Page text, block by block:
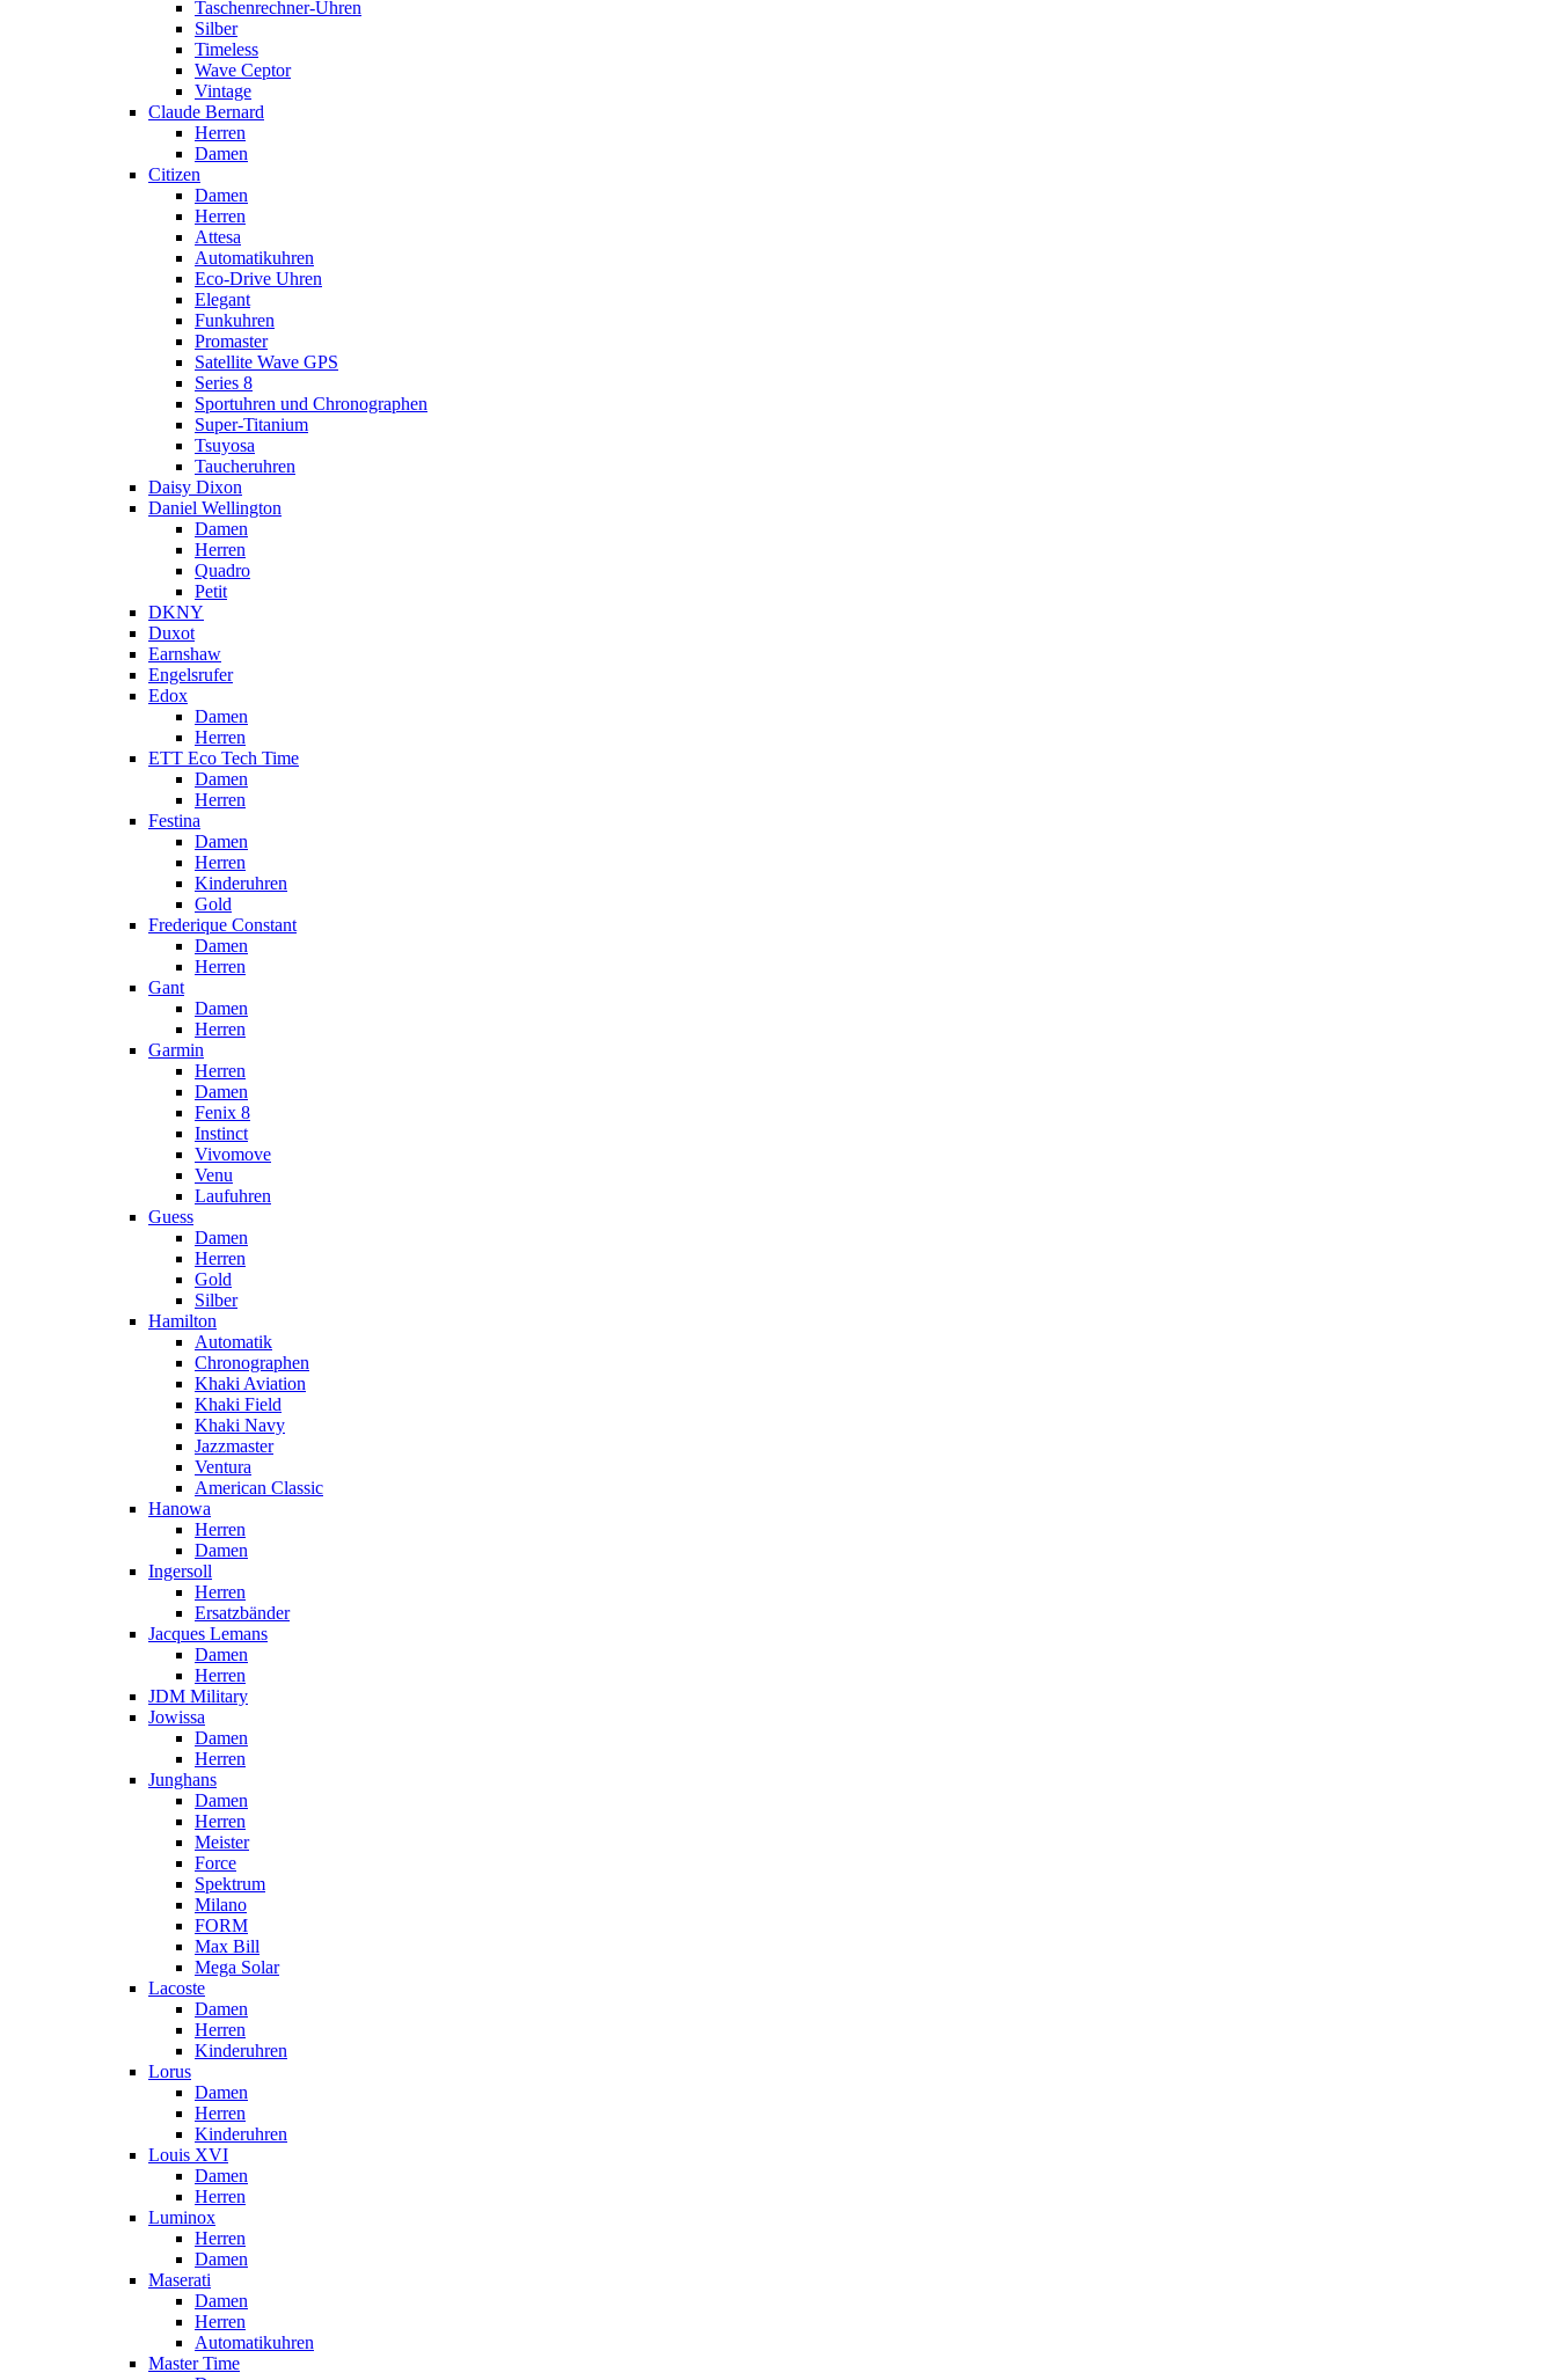
Taschenrechner-Uhren
Silber
Timeless
Wave Ceptor
Vintage
Claude Bernard
Herren
Damen
Citizen
Damen
Herren
Attesa
Automatikuhren
Eco-Drive Uhren
Elegant
Funkuhren
Promaster
Satellite Wave GPS
Series 8
Sportuhren und Chronographen
Super-Titanium
Tsuyosa
Taucheruhren
Daisy Dixon
Daniel Wellington
Damen
Herren
Quadro
Petit
DKNY
Duxot
Earnshaw
Engelsrufer
Edox
Damen
Herren
ETT Eco Tech Time
Damen
Herren
Festina
Damen
Herren
Kinderuhren
Gold
Frederique Constant
Damen
Herren
Gant
Damen
Herren
Garmin
Herren
Damen
Fenix 8
Instinct
Vivomove
Venu
Laufuhren
Guess
Damen
Herren
Gold
Silber
Hamilton
Automatik
Chronographen
Khaki Aviation
Khaki Field
Khaki Navy
Jazzmaster
Ventura
American Classic
Hanowa
Herren
Damen
Ingersoll
Herren
Ersatzbänder
Jacques Lemans
Damen
Herren
JDM Military
Jowissa
Damen
Herren
Junghans
Damen
Herren
Meister
Force
Spektrum
Milano
FORM
Max Bill
Mega Solar
Lacoste
Damen
Herren
Kinderuhren
Lorus
Damen
Herren
Kinderuhren
Louis XVI
Damen
Herren
Luminox
Herren
Damen
Maserati
Damen
Herren
Automatikuhren
Master Time